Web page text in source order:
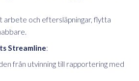
arbete och eftersläpningar, flytta
Streamline:
från utvinning till rapportering med